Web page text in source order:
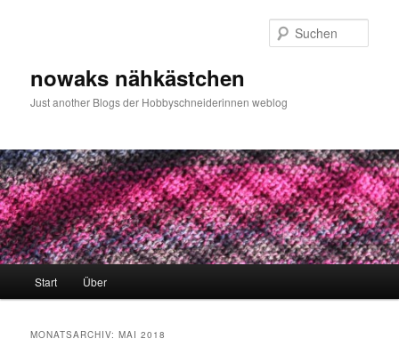
nowaks nähkästchen
Just another Blogs der Hobbyschneiderinnen weblog
Start Über
MONATSARCHIV:MAI 2018